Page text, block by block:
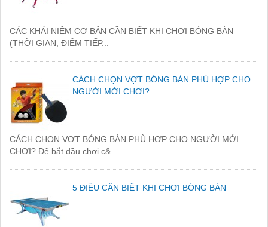
CÁC KHÁI NIỆM CƠ BẢN CẦN BIẾT KHI CHƠI BÓNG BÀN
(THỜI GIAN, ĐIỂM TIẾP...
CÁCH CHỌN VỢT BÓNG BÀN PHÙ HỢP CHO
NGƯỜI MỚI CHƠI?
CÁCH CHỌN VỢT BÓNG BÀN PHÙ HỢP CHO NGƯỜI MỚI
CHƠI? Để bắt đầu chơi c&...
5 ĐIỀU CẦN BIẾT KHI CHƠI BÓNG BÀN